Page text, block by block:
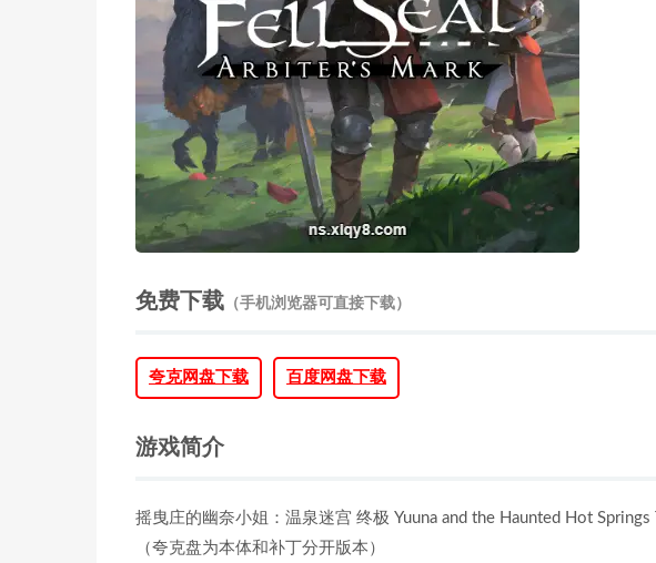
免费下载 （手机浏览器可直接下载）
夸克网盘下载 百度网盘下载
游戏简介
摇曳庄的幽奈小姐：温泉迷宫 终极 Yuuna and the Haunted Hot
（夸克盘为本体和补丁分开版本）